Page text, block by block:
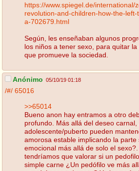
https://www.spiegel.de/international/
revolution-and-children-how-the-
a-702679.html
Según, les enseñaban algunos
los niños a tener sexo, para quitar
que promueve la sociedad.
Anónimo 05/10/19 01:18
/#/ 65016
>>65014
Bueno anon hay entramos a otro
profundo. Más allá del deseo
adolescente/puberto pueden
amorosa estable implicando la parte
emocional más allá de solo el
tendríamos que valorar si un
simple carne ¿Un pedófilo ve más